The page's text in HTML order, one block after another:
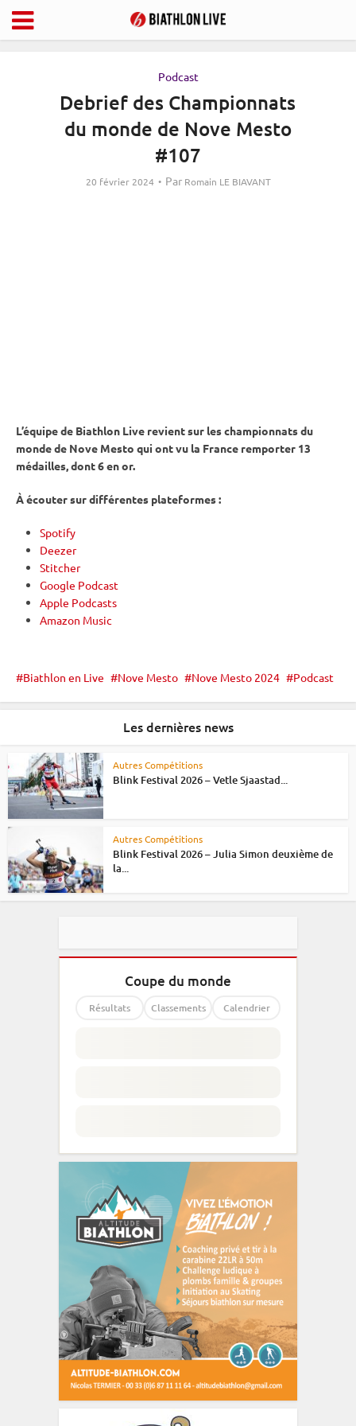
Podcast
Debrief des Championnats
du monde de Nove Mesto
#107
20 février 2024 Par Romain LE BIAVANT
L’équipe de Biathlon Live revient sur leschampionnats du
mondede Nove Mesto qui ont vu la France remporter 13
médailles, dont 6 en or.
À écouter sur différentes plateformes :
Spotify
Deezer
Stitcher
Google Podcast
Apple Podcasts
Amazon Music
Biathlon en Live Nove Mesto Nove Mesto 2024 Podcast
Les dernières news
Autres Compétitions
Blink Festival 2026 – Vetle Sjaastad...
Autres Compétitions
Blink Festival 2026 – Julia Simon deuxième de
la...
Coupe du monde
Résultats Classements Calendrier